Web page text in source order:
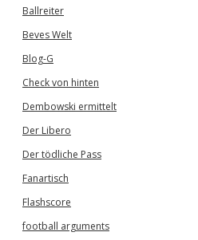
Ballreiter
Beves Welt
Blog-G
Check von hinten
Dembowski ermittelt
Der Libero
Der tödliche Pass
Fanartisch
Flashscore
football arguments